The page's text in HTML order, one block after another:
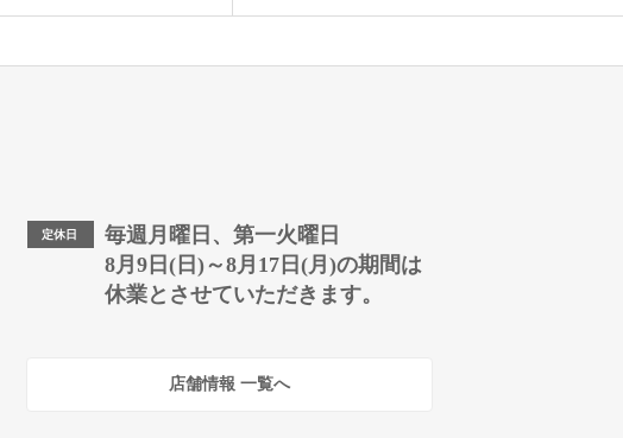
定休日
毎週月曜日、第一火曜日
8月9日(日)～8月17日(月)の期間は
休業とさせていただきます。
店舗情報 一覧へ